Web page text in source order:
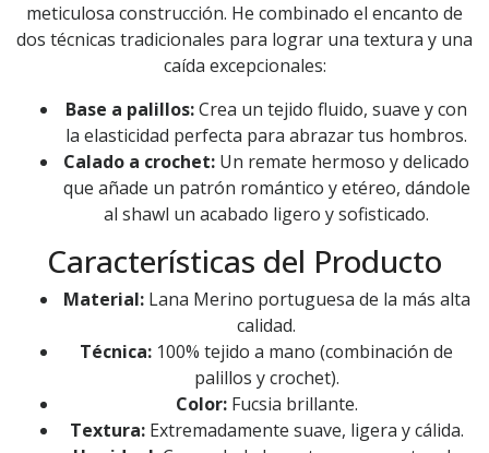
meticulosa construcción. He combinado el encanto de
dos técnicas tradicionales para lograr una textura y una
caída excepcionales:
Base a palillos:Crea un tejido fluido, suave y con
la elasticidad perfecta para abrazar tus hombros.
Calado a crochet: Un remate hermoso y delicado
que añade un patrón romántico y etéreo, dándole
al shawl un acabado ligero y sofisticado.
Características del Producto
Material:Lana Merino portuguesa de la más alta
calidad.
Técnica: 100% tejido a mano (combinación de
palillos y crochet).
Color:Fucsia brillante.
Textura:Extremadamente suave, ligera y cálida.